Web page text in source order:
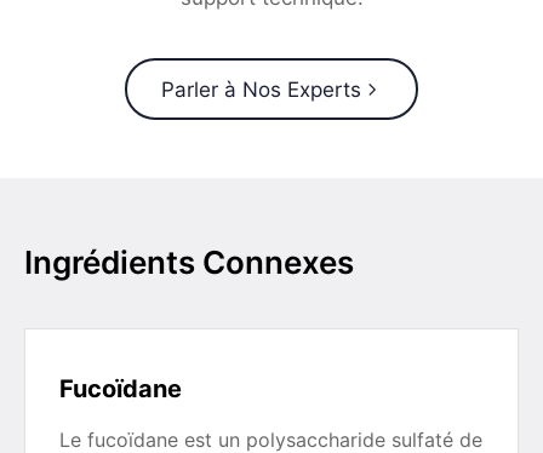
Parler à Nos Experts
Ingrédients Connexes
Fucoïdane
Le fucoïdane est un polysaccharide sulfaté de